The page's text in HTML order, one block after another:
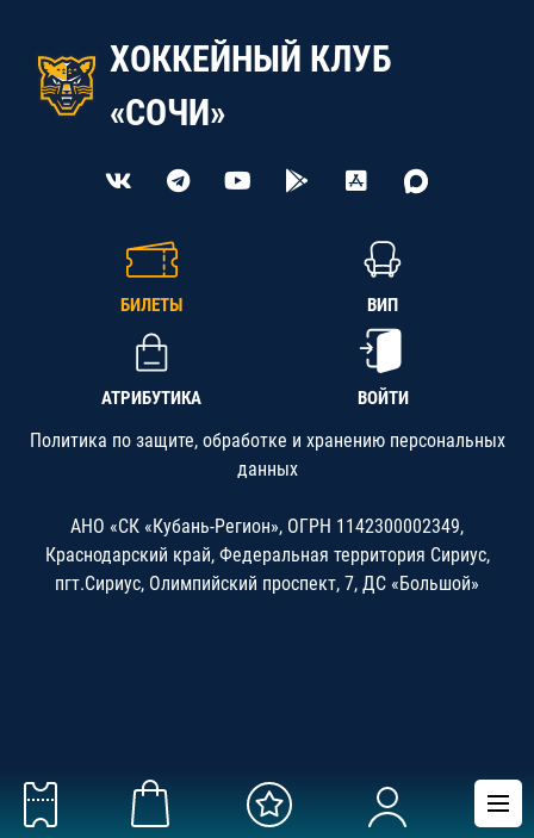
ХОККЕЙНЫЙ КЛУБ
«СОЧИ»
БИЛЕТЫ ВИП
АТРИБУТИКА ВОЙТИ
Политика по защите, обработке и хранению персональных
данных
АНО «СК «Кубань-Регион», ОГРН 1142300002349,
Краснодарский край, Федеральная территория Сириус,
пгт.Сириус, Олимпийский проспект, 7, ДС «Большой»